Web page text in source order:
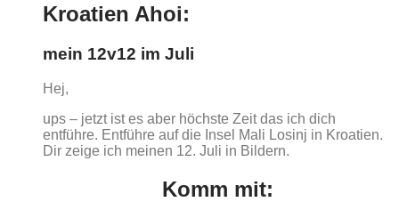
Kroatien Ahoi:
mein 12v12 im Juli
Hej,
ups – jetzt ist es aber höchste Zeit das ich dich
entführe. Entführe auf die Insel Mali Losinj in Kroatien.
Dir zeige ich meinen 12. Juli in Bildern.
Komm mit: